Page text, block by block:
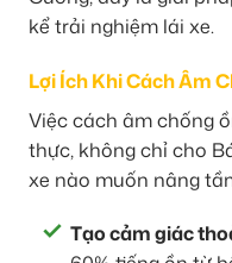
kể trải nghiệm lái xe.
Lợi Ích Khi Cách Âm
Việc cách âm chống
thực, không chỉ cho
xe nào muốn nâng
Tạo cảm giác